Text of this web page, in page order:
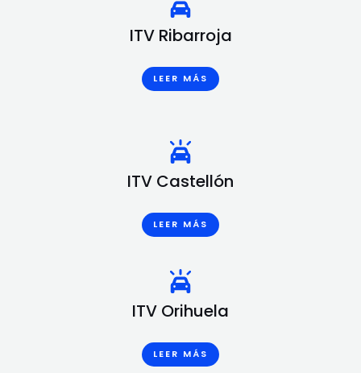
ITV Ribarroja
LEER MÁS
ITV Castellón
LEER MÁS
ITV Orihuela
LEER MÁS